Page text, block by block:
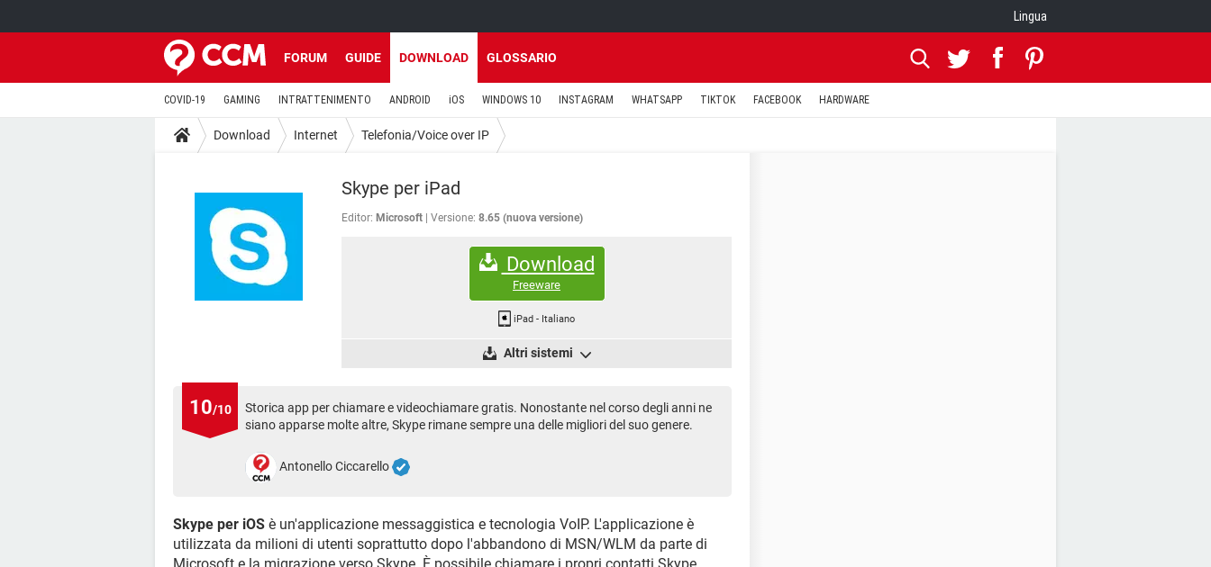
Lingua
FORUM GUIDE DOWNLOAD GLOSSARIO
COVID-19 GAMING INTRATTENIMENTO ANDROID iOS WINDOWS 10 INSTAGRAM WHATSAPP TIKTOK FACEBOOK HARDWARE
Download Internet Telefonia/Voice over IP
Skype per iPad
Editor: Microsoft Versione: 8.65 (nuova versione)
Download
Freeware
iPad - Italiano
Altri sistemi
10/10
Storica app per chiamare e videochiamare gratis. Nonostante nel corso degli anni ne
siano apparse molte altre, Skype rimane sempre una delle migliori del suo genere.
Antonello Ciccarello
Skype per iOS è un'applicazione messaggistica e tecnologia VoIP. L'applicazione è
utilizzata da milioni di utenti soprattutto dopo l'abbandono di MSN/WLM da parte di